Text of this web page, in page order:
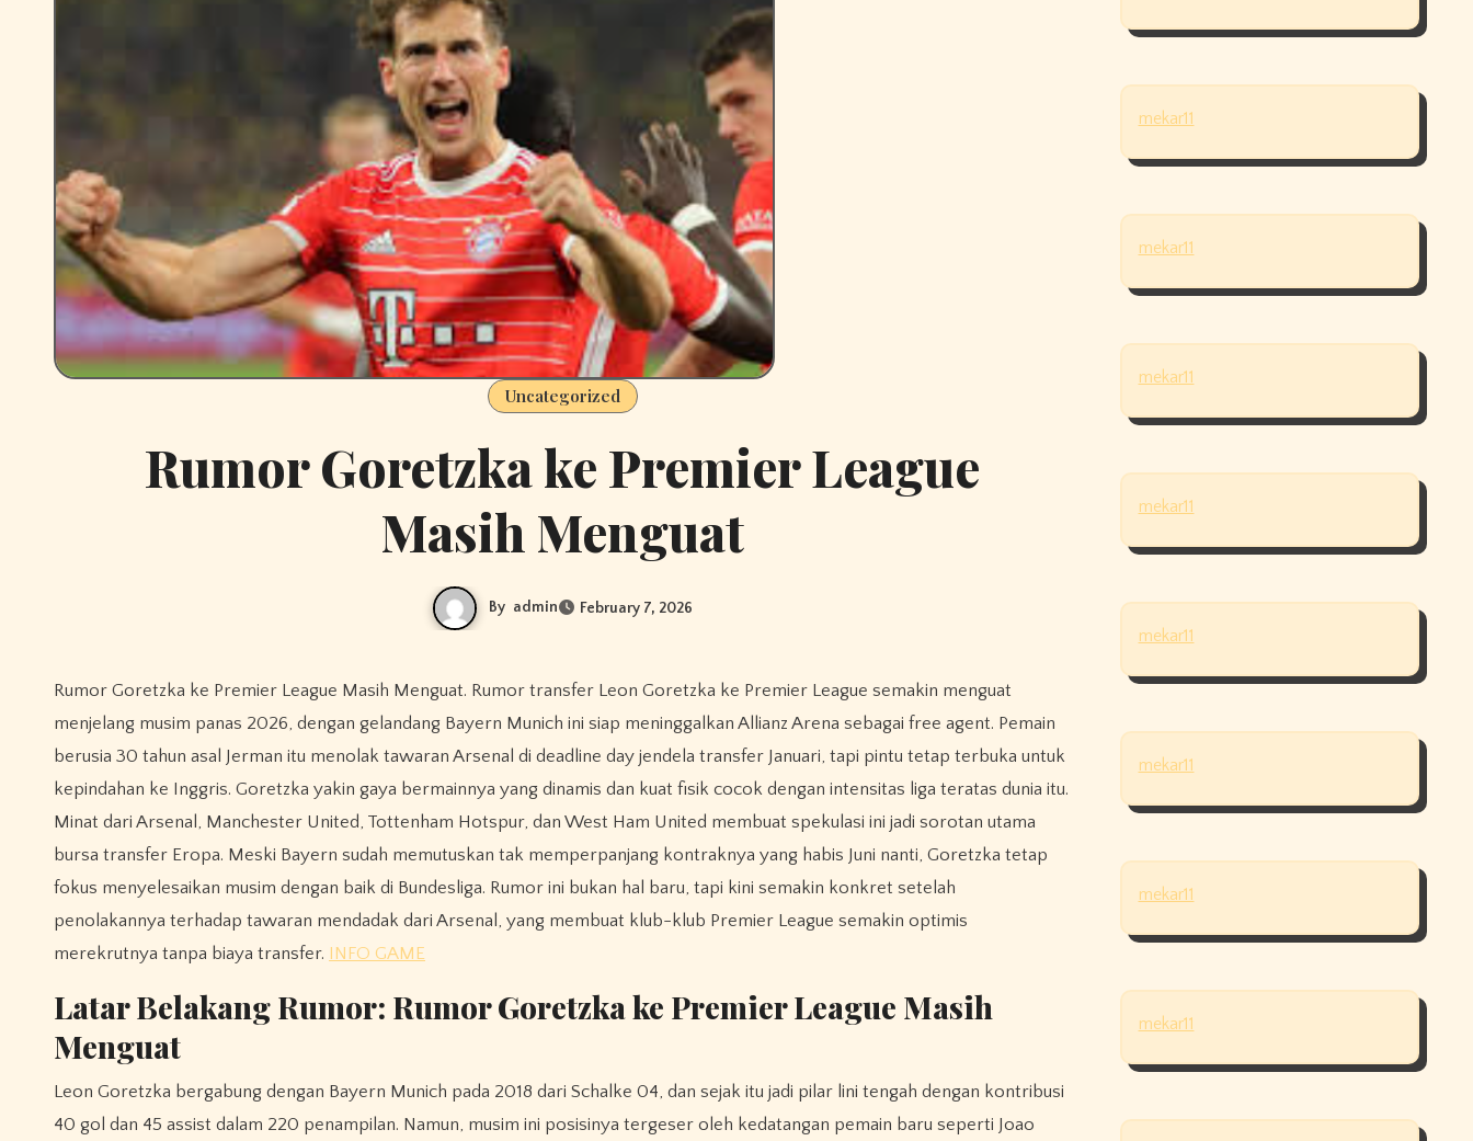
Uncategorized
Rumor Goretzka ke Premier League
Masih Menguat
By admin February 7, 2026
Rumor Goretzka ke Premier League Masih Menguat. Rumor transfer Leon Goretzka ke Premier League semakin menguat
menjelang musim panas 2026, dengan gelandang Bayern Munich ini siap meninggalkan Allianz Arena sebagai free agent. Pemain
berusia 30 tahun asal Jerman itu menolak tawaran Arsenal di deadline day jendela transfer Januari, tapi pintu tetap terbuka untuk
kepindahan ke Inggris. Goretzka yakin gaya bermainnya yang dinamis dan kuat fisik cocok dengan intensitas liga teratas dunia itu.
Minat dari Arsenal, Manchester United, Tottenham Hotspur, dan West Ham United membuat spekulasi ini jadi sorotan utama
bursa transfer Eropa. Meski Bayern sudah memutuskan tak memperpanjang kontraknya yang habis Juni nanti, Goretzka tetap
fokus menyelesaikan musim dengan baik di Bundesliga. Rumor ini bukan hal baru, tapi kini semakin konkret setelah
penolakannya terhadap tawaran mendadak dari Arsenal, yang membuat klub-klub Premier League semakin optimis
merekrutnya tanpa biaya transfer. INFO GAME
Latar Belakang Rumor: Rumor Goretzka ke Premier League Masih
Menguat
Leon Goretzka bergabung dengan Bayern Munich pada 2018 dari Schalke 04, dan sejak itu jadi pilar lini tengah dengan kontribusi
40 gol dan 45 assist dalam 220 penampilan. Namun, musim ini posisinya tergeser oleh kedatangan pemain baru seperti Joao
mekar11
mekar11
mekar11
mekar11
mekar11
mekar11
mekar11
mekar11